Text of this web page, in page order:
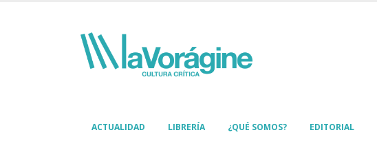
ACTUALIDAD LIBRERÍA ¿QUÉ SOMOS? EDITORIAL